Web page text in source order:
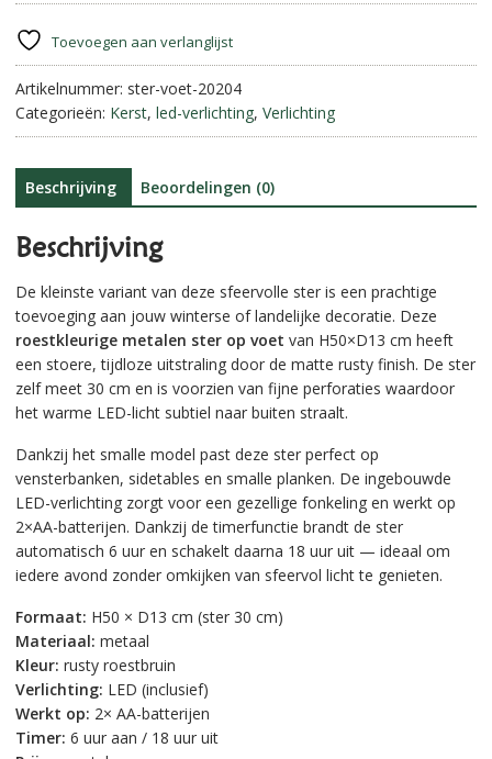
||
50
cm
aantal
n
t
i
:
Toevoegen aan verlanglijst
Artikelnummer: ster-voet-20204
Categorieën: Kerst, led-verlichting, Verlichting
Beschrijving Beoordelingen (0)
Beschrijving
De kleinste variant van deze sfeervolle ster is een prachtige
toevoeging aan jouw winterse of landelijke decoratie. Deze
roestkleurige metalen ster op voet van H50×D13 cm heeft
een stoere, tijdloze uitstraling door de matte rusty finish. De ster
zelf meet 30 cm en is voorzien van fijne perforaties waardoor
het warme LED-licht subtiel naar buiten straalt.
Dankzij het smalle model past deze ster perfect op
vensterbanken, sidetables en smalle planken. De ingebouwde
LED-verlichting zorgt voor een gezellige fonkeling en werkt op
2×AA-batterijen. Dankzij de timerfunctie brandt de ster
automatisch 6 uur en schakelt daarna 18 uur uit — ideaal om
iedere avond zonder omkijken van sfeervol licht te genieten.
Formaat: H50 × D13 cm (ster 30 cm)
Materiaal: metaal
Kleur: rusty roestbruin
Verlichting: LED (inclusief)
Werkt op: 2× AA-batterijen
Timer: 6 uur aan / 18 uur uit